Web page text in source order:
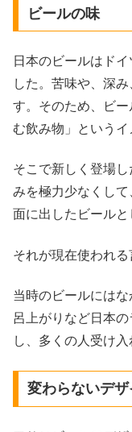
ビールの味
日本のビールはド
した。苦味や、深
す。そのため、ビ
む飲み物」というイ
そこで新しく登場
みを極力少なくし
面に出したビールと
それが現在使われる
当時のビールには
呂上がりなど日本
し、多くの人受け入
変わらないデザ